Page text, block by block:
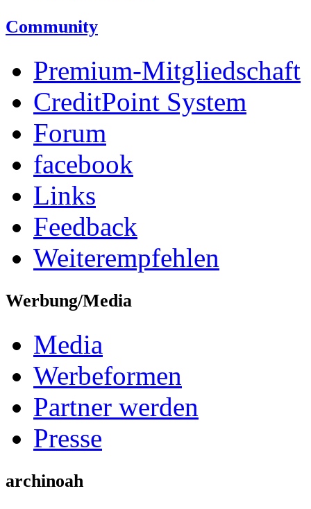
Community
Premium-Mitgliedschaft
CreditPoint System
Forum
facebook
Links
Feedback
Weiterempfehlen
Werbung/Media
Media
Werbeformen
Partner werden
Presse
archinoah